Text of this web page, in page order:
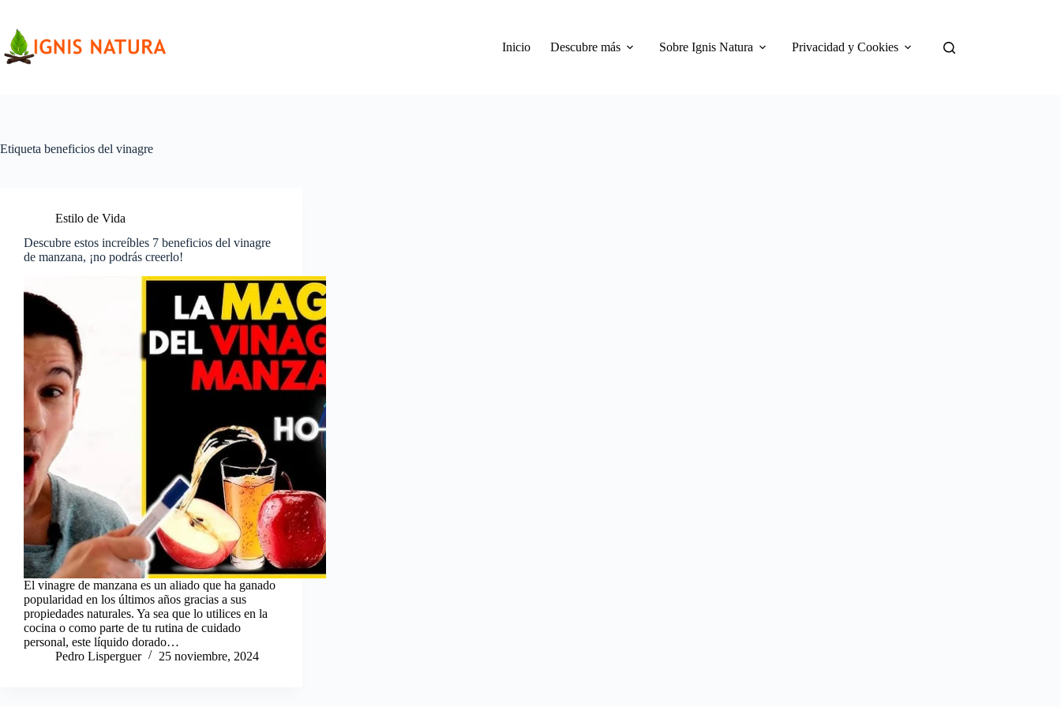
contenido
Inicio
Descubre más Sobre Ignis Natura Privacidad y Cookies
Etiqueta beneficios del vinagre
Estilo de Vida
Descubre estos increíbles 7 beneficios del vinagre
de manzana, ¡no podrás creerlo!
El vinagre de manzana es un aliado que ha ganado
popularidad en los últimos años gracias a sus
propiedades naturales. Ya sea que lo utilices en la
cocina o como parte de tu rutina de cuidado
personal, este líquido dorado…
Pedro Lisperguer
25 noviembre, 2024